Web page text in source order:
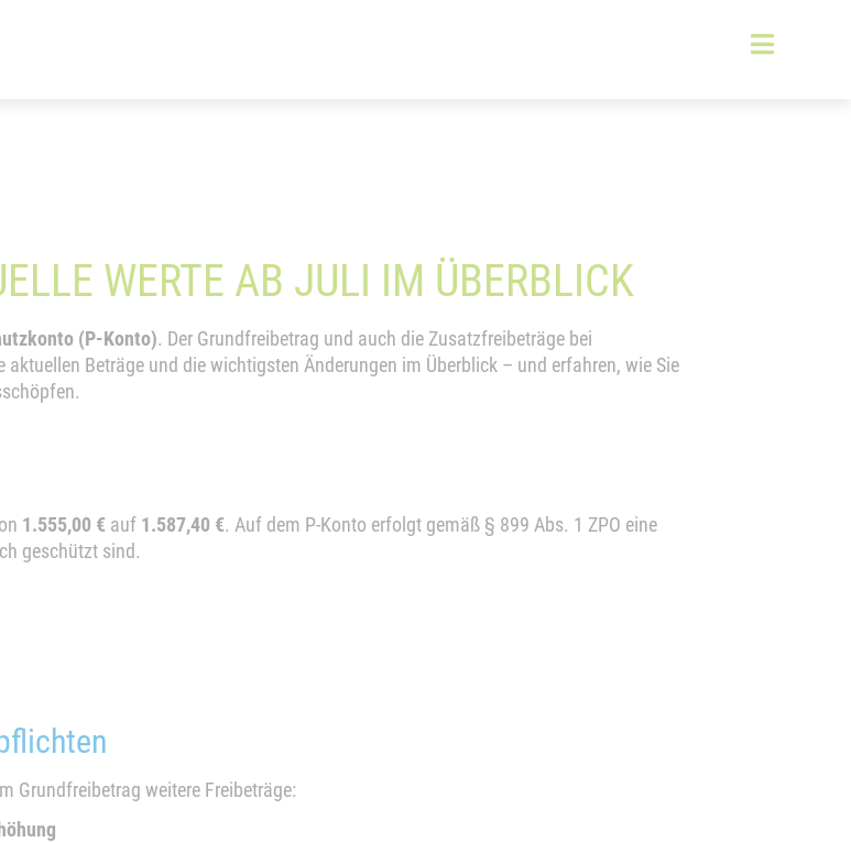
WERTE AB JULI IM ÜBERBLICK
(P-Konto). Der Grundfreibetrag und auch die Zusatzfreibeträge bei
Beträge und die wichtigsten Änderungen im Überblick – und erfahren, wie Sie
1.555,00 € auf 1.587,40 €. Auf dem P-Konto erfolgt gemäß § 899 Abs. 1 ZPO eine
geschützt sind.
Grundfreibetrag weitere Freibeträge: